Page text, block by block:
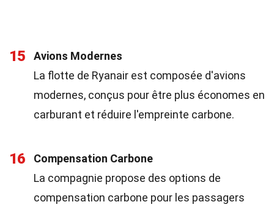
15
Avions Modernes
La flotte de Ryanair est composée d'avions
modernes, conçus pour être plus économes en
carburant et réduire l'empreinte carbone.
16
Compensation Carbone
La compagnie propose des options de
compensation carbone pour les passagers